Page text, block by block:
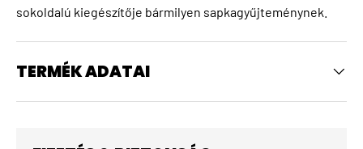
sokoldalú kiegészítője bármilyen sapkagyűjteménynek.
TERMÉK ADATAI